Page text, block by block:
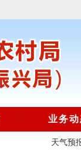
业务
天气预